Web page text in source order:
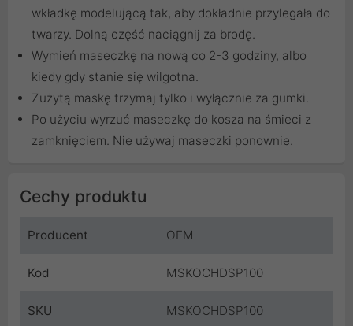
wkładkę modelującą tak, aby dokładnie przylegała do
twarzy. Dolną część naciągnij za brodę.
Wymień maseczkę na nową co 2-3 godziny, albo
kiedy gdy stanie się wilgotna.
Zużytą maskę trzymaj tylko i wyłącznie za gumki.
Po użyciu wyrzuć maseczkę do kosza na śmieci z
zamknięciem. Nie używaj maseczki ponownie.
Cechy produktu
Producent OEM
Kod MSKOCHDSP100
SKU MSKOCHDSP100